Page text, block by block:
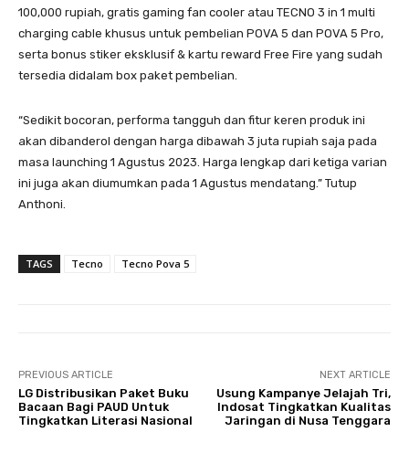
100,000 rupiah, gratis gaming fan cooler atau TECNO 3 in 1 multi
charging cable khusus untuk pembelian POVA 5 dan POVA 5 Pro,
serta bonus stiker eksklusif & kartu reward Free Fire yang sudah
tersedia didalam box paket pembelian.
“Sedikit bocoran, performa tangguh dan fitur keren produk ini
akan dibanderol dengan harga dibawah 3 juta rupiah saja pada
masa launching 1 Agustus 2023. Harga lengkap dari ketiga varian
ini juga akan diumumkan pada 1 Agustus mendatang.” Tutup
Anthoni.
TAGS Tecno Tecno Pova 5
PREVIOUS ARTICLE
LG Distribusikan Paket Buku
Bacaan Bagi PAUD Untuk
Tingkatkan Literasi Nasional
NEXT ARTICLE
Usung Kampanye Jelajah Tri,
Indosat Tingkatkan Kualitas
Jaringan di Nusa Tenggara